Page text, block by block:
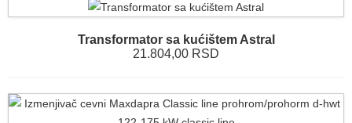
Transformator sa kućištem Astral
21.804,00 RSD